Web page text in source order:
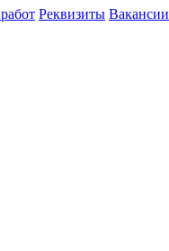
Реквизиты Вакансии